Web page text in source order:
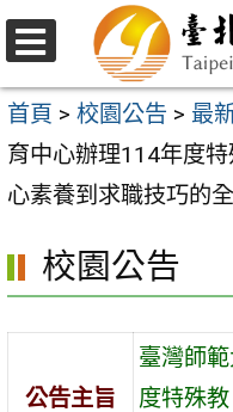
跳
至
主
要
內
區
選
單
首頁 > 校園公告 > 最
育中心辦理114年度
心素養到求職技巧的
校園公告
公告主旨
臺灣師
度特殊